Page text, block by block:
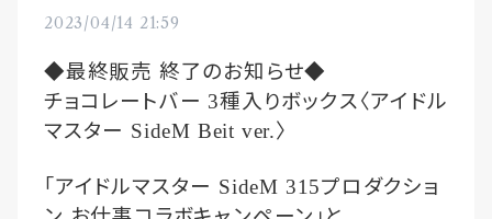
2023/04/14 21:59
◆最終販売 終了のお知らせ◆
チョコレートバー 3種入りボックス〈アイドル
マスター SideM Beit ver.〉
｢アイドルマスター SideM 315プロダクショ